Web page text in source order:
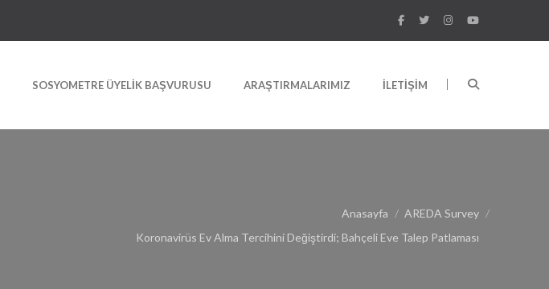
SOSYOMETRE ÜYELIK BAŞVURUSU ARAŞTIRMALARIMIZ İLETIŞIM
Anasayfa
AREDA Survey
Koronavirüs Ev Alma Tercihini Değiştirdi; Bahçeli Eve Talep Patlaması